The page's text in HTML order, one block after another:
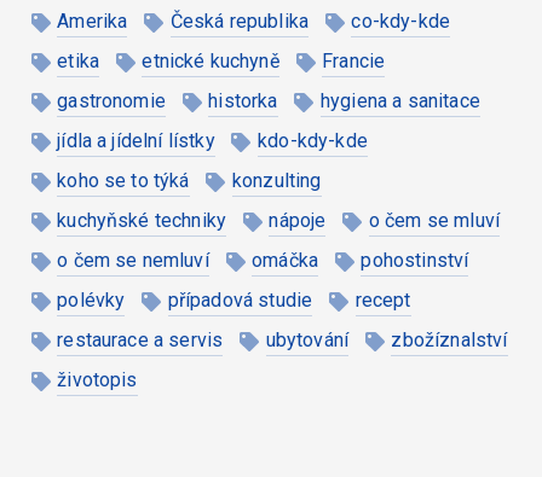
Amerika Česká republika
co-kdy-kde
etika
etnické kuchyně
Francie
gastronomie
historka
hygiena a sanitace
jídla a jídelní lístky
kdo-kdy-kde
koho se to týká
konzulting
kuchyňské techniky
nápoje
o čem se mluví
o čem se nemluví
omáčka
pohostinství
polévky
případová studie
recept
restaurace a servis
ubytování
zbožíznalství
životopis